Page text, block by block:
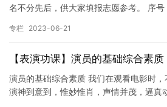
名不分先后，供大家填报志愿参考。 序
专栏 2023-06-21
【表演功课】演员的基础综合素质
演员的基础综合素质 我们在观看电影时
演神到意到，惟妙惟肖，声情并茂，逼真